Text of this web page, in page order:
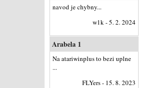
navod je chybny...
w1k - 5. 2. 2024
Arabela 1
Na atariwinplus to bezi uplne
...
FLYers - 15. 8. 2023